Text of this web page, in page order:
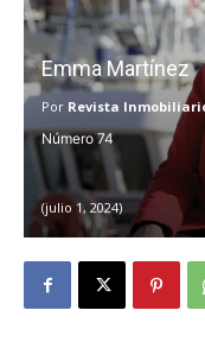
Emma Martínez
Por Revista
74
julio 1, 2024